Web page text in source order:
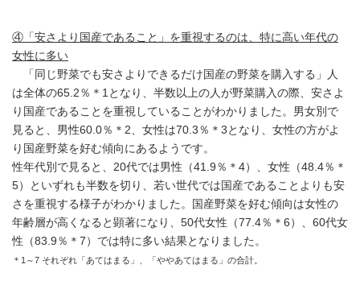
④「安さより国産であること」を重視するのは、特に高い年代の
女性に多い
「同じ野菜でも安さよりできるだけ国産の野菜を購入する」人
は全体の65.2％＊1となり、半数以上の人が野菜購入の際、安さよ
り国産であることを重視していることがわかりました。男女別で
見ると、男性60.0％＊2、女性は70.3％＊3となり、女性の方がよ
り国産野菜を好む傾向にあるようです。
性年代別で見ると、20代では男性（41.9％＊4）、女性（48.4％＊
5）といずれも半数を切り、若い世代では国産であることよりも安
さを重視する様子がわかりました。国産野菜を好む傾向は女性の
年齢層が高くなると顕著になり、50代女性（77.4％＊6）、60代女
性（83.9％＊7）では特に多い結果となりました。
＊1～7 それぞれ「あてはまる」、「ややあてはまる」の合計。